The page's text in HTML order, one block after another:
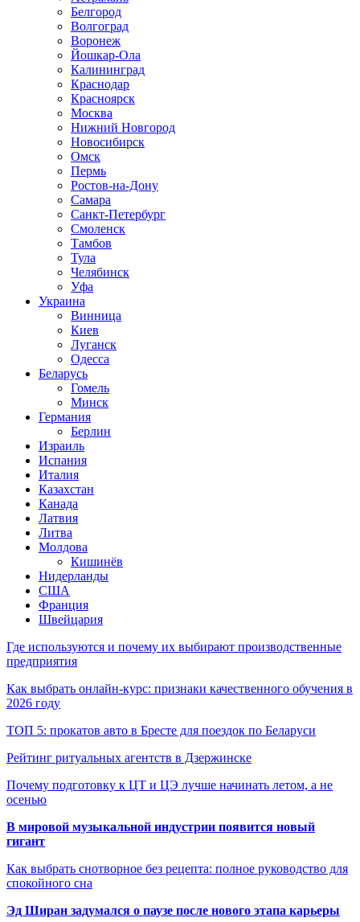
Белгород
Волгоград
Воронеж
Йошкар-Ола
Калининград
Краснодар
Красноярск
Москва
Нижний Новгород
Новосибирск
Омск
Пермь
Ростов-на-Дону
Самара
Санкт-Петербург
Смоленск
Тамбов
Тула
Челябинск
Уфа
Украина
Винница
Киев
Луганск
Одесса
Беларусь
Гомель
Минск
Германия
Берлин
Израиль
Испания
Италия
Казахстан
Канада
Латвия
Литва
Молдова
Кишинёв
Нидерланды
США
Франция
Швейцария
Где используются и почему их выбирают производственные
предприятия
Как выбрать онлайн-курс: признаки качественного обучения в
2026 году
ТОП 5: прокатов авто в Бресте для поездок по Беларуси
Рейтинг ритуальных агентств в Дзержинске
Почему подготовку к ЦТ и ЦЭ лучше начинать летом, а не
осенью
В мировой музыкальной индустрии появится новый
гигант
Как выбрать снотворное без рецепта: полное руководство для
спокойного сна
Эд Ширан задумался о паузе после нового этапа карьеры